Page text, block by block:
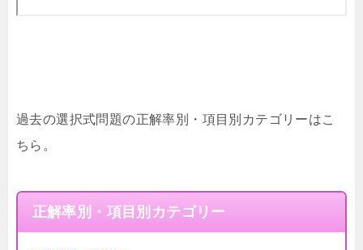
過去の選択式問題の正解率別・項目別カテゴリーはこ
ちら。
正解率別・項目別カテゴリー